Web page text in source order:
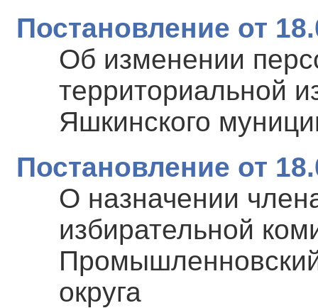
Постановление от
Об изменении
территориальной
Яшкинского
Постановление от
О назначении
избирательной
Промышленновский
округа